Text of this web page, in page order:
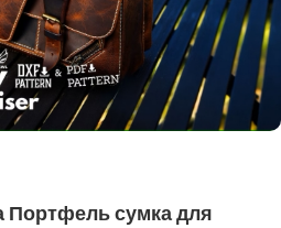
Портфель сумка для